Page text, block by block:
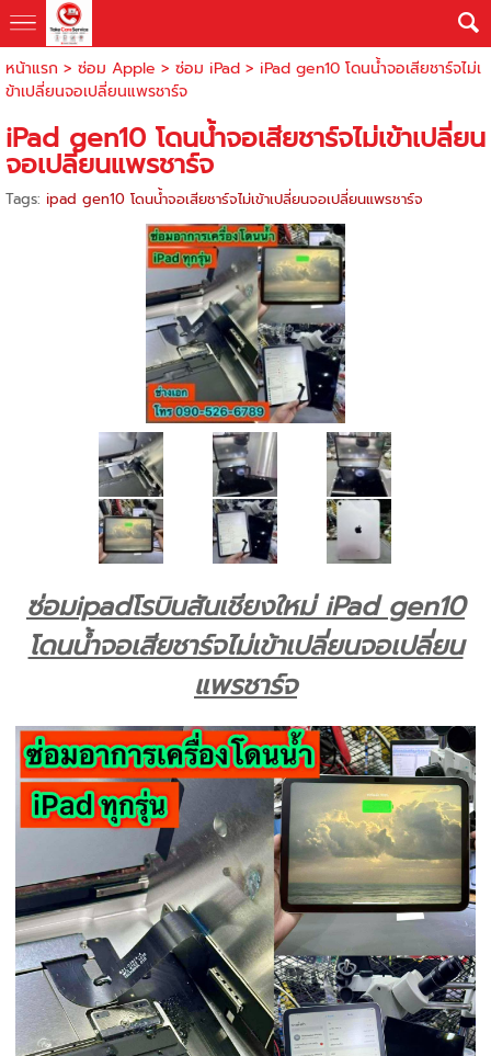
หน้าแรก > ซ่อม Apple > ซ่อม iPad> iPad gen10 โดนน้ำจอเสียชาร์จไม่เ
ข้าเปลี่ยนจอเปลี่ยนแพรชาร์จ
iPad gen10 โดนน้ำจอเสียชาร์จไม่เข้าเปลี่ยน
จอเปลี่ยนแพรชาร์จ
Tags: ipad gen10 โดนน้ำจอเสียชาร์จไม่เข้าเปลี่ยนจอเปลี่ยนแพรชาร์จ
ซ่อมipadโรบินสันเชียงใหม่ iPad gen10
โดนน้ำจอเสียชาร์จไม่เข้าเปลี่ยนจอเปลี่ยน
แพรชาร์จ